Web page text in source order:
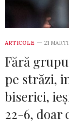
ARTICOLE 21
Fără
pe străzi,
biserici,
22-6, doar